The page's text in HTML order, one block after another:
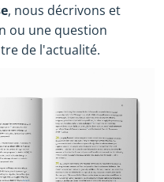
, nous décrivons et
ou une question
de l'actualité.